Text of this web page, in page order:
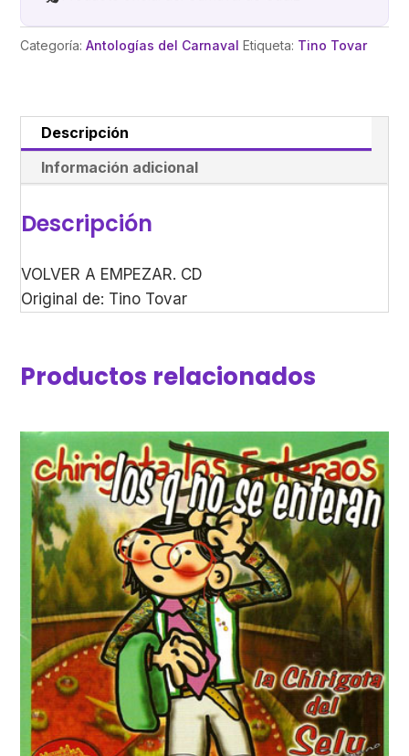
Categoría:Antologías del Carnaval Etiqueta: Tino Tovar
Descripción
Información adicional
Descripción
VOLVER A EMPEZAR. CD
Original de: Tino Tovar
Productos relacionados